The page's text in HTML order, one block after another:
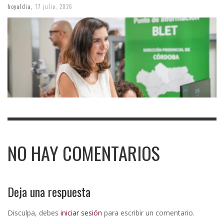
hoyaldia 17 julio, 2026
NO HAY COMENTARIOS
Deja una respuesta
Disculpa, debes iniciar sesión para escribir un comentario.